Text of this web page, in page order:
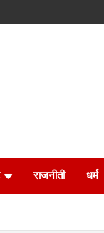
राजनीती धर्म